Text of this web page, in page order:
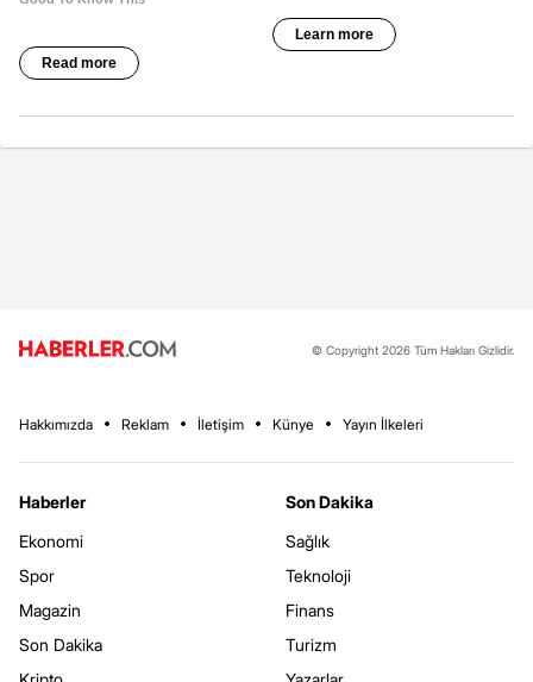
© Copyright 2026 Tüm Hakları Gizlidir.
Hakkımızda Reklam İletişim Künye Yayın İlkeleri
Haberler
Ekonomi
Spor
Magazin
Son Dakika
Son Dakika
Sağlık
Teknoloji
Finans
Turizm